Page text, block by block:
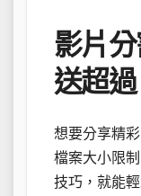
影片
送超
想要分享精
檔案大小限
技巧，就能